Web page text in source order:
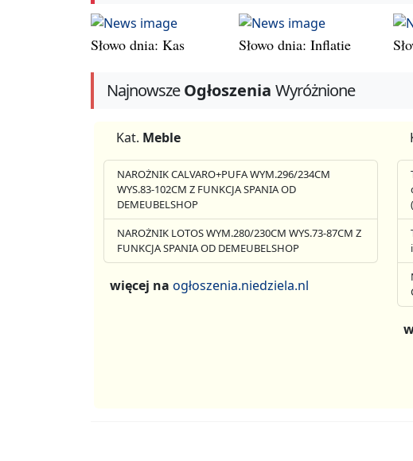
Słowo dnia: Kas Słowo dnia: Inflatie
NajnowszeOgłoszenia Wyróżnione
Kat. Meble
NAROŻNIK CALVARO+PUFA WYM.296/234CM
WYS.83-102CM Z FUNKCJA SPANIA OD
DEMEUBELSHOP
NAROŻNIK LOTOS WYM.280/230CM WYS.73-87CM Z
FUNKCJA SPANIA OD DEMEUBELSHOP
więcej na ogłoszenia.niedziela.nl